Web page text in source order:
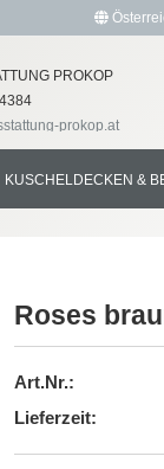
erstellen
vergessen?
PROKOP
prokop.at
KUSCHELDECKEN &
Roses
Art.Nr.:
Lieferzeit: